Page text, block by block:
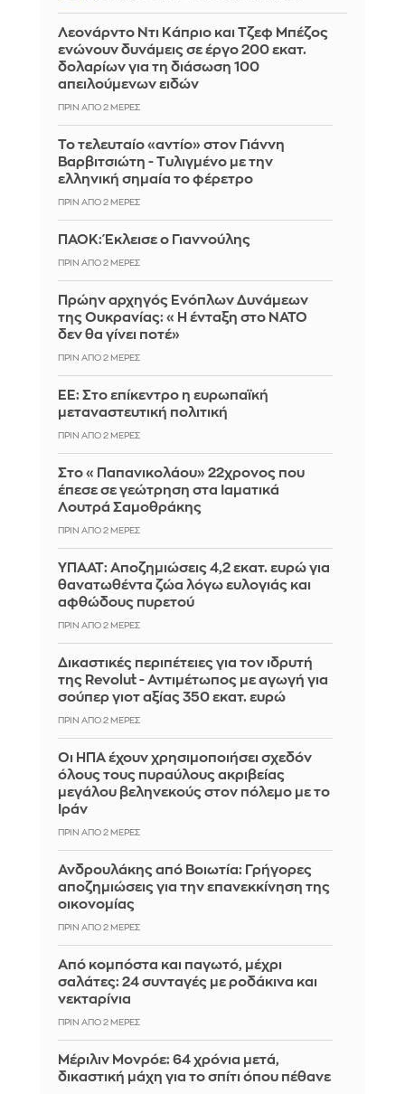
Λεονάρντο Ντι Κάπριο και Τζεφ Μπέζος
ενώνουν δυνάμεις σε έργο 200 εκατ.
δολαρίων για τη διάσωση 100
απειλούμενων ειδών
ΠΡΙΝ ΑΠΌ 2 ΜΈΡΕΣ
Το τελευταίο «αντίο» στον Γιάννη
Βαρβιτσιώτη - Τυλιγμένο με την
ελληνική σημαία το φέρετρο
ΠΡΙΝ ΑΠΌ 2 ΜΈΡΕΣ
ΠΑΟΚ: Έκλεισε ο Γιαννούλης
ΠΡΙΝ ΑΠΌ 2 ΜΈΡΕΣ
Πρώην αρχηγός Ενόπλων Δυνάμεων
της Ουκρανίας: «Η ένταξη στο ΝΑΤΟ
δεν θα γίνει ποτέ»
ΠΡΙΝ ΑΠΌ 2 ΜΈΡΕΣ
EE: Στο επίκεντρο η ευρωπαϊκή
μεταναστευτική πολιτική
ΠΡΙΝ ΑΠΌ 2 ΜΈΡΕΣ
Στο «Παπανικολάου» 22χρονος που
έπεσε σε γεώτρηση στα Ιαματικά
Λουτρά Σαμοθράκης
ΠΡΙΝ ΑΠΌ 2 ΜΈΡΕΣ
ΥΠΑΑΤ: Αποζημιώσεις 4,2 εκατ. ευρώ για
θανατωθέντα ζώα λόγω ευλογιάς και
αφθώδους πυρετού
ΠΡΙΝ ΑΠΌ 2 ΜΈΡΕΣ
Δικαστικές περιπέτειες για τον ιδρυτή
της Revolut - Αντιμέτωπος με αγωγή για
σούπερ γιοτ αξίας 350 εκατ. ευρώ
ΠΡΙΝ ΑΠΌ 2 ΜΈΡΕΣ
Οι ΗΠΑ έχουν χρησιμοποιήσει σχεδόν
όλους τους πυραύλους ακριβείας
μεγάλου βεληνεκούς στον πόλεμο με το
Ιράν
ΠΡΙΝ ΑΠΌ 2 ΜΈΡΕΣ
Ανδρουλάκης από Βοιωτία: Γρήγορες
αποζημιώσεις για την επανεκκίνηση της
οικονομίας
ΠΡΙΝ ΑΠΌ 2 ΜΈΡΕΣ
Από κομπόστα και παγωτό, μέχρι
σαλάτες: 24 συνταγές με ροδάκινα και
νεκταρίνια
ΠΡΙΝ ΑΠΌ 2 ΜΈΡΕΣ
Μέριλιν Μονρόε: 64 χρόνια μετά,
δικαστική μάχη για το σπίτι όπου πέθανε